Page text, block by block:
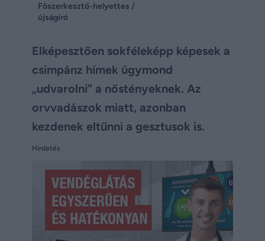
Főszerkesztő-helyettes /
újságíró
Elképesztően sokféleképp képesek a
csimpánz hímek úgymond
„udvarolni” a nőstényeknek. Az
orvvadászok miatt, azonban
kezdenek eltűnni a gesztusok is.
Hirdetés